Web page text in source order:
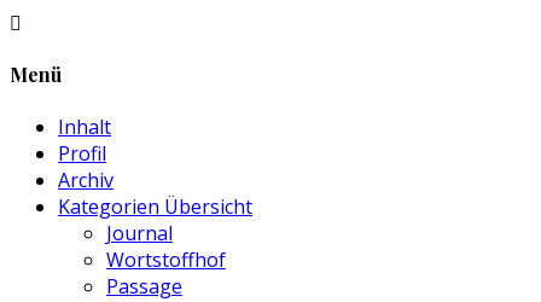
Menü
Inhalt
Profil
Archiv
Kategorien Übersicht
Journal
Wortstoffhof
Passage